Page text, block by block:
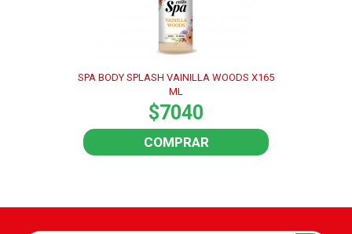
SPA BODY SPLASH VAINILLA WOODS X165
ML
$7040
COMPRAR